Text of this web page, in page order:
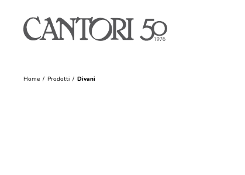
Home Prodotti Divani